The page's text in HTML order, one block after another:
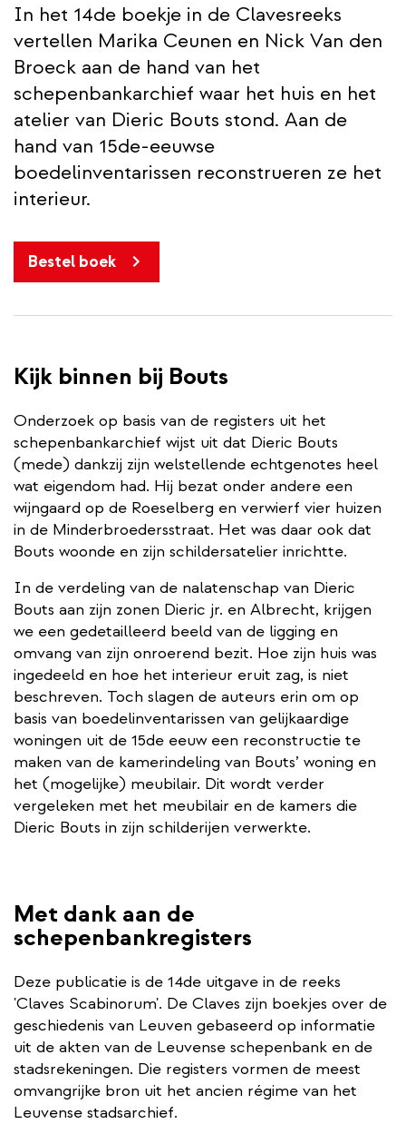
In het 14de boekje in de Clavesreeks
vertellen Marika Ceunen en Nick Van den
Broeck aan de hand van het
schepenbankarchief waar het huis en het
atelier van Dieric Bouts stond. Aan de
hand van 15de-eeuwse
boedelinventarissen reconstrueren ze het
interieur.
Bestel boek
Kijk binnen bij Bouts
Onderzoek op basis van de registers uit het
schepenbankarchief wijst uit dat Dieric Bouts
(mede) dankzij zijn welstellende echtgenotes heel
wat eigendom had. Hij bezat onder andere een
wijngaard op de Roeselberg en verwierf vier huizen
in de Minderbroedersstraat. Het was daar ook dat
Bouts woonde en zijn schildersatelier inrichtte.
In de verdeling van de nalatenschap van Dieric
Bouts aan zijn zonen Dieric jr. en Albrecht, krijgen
we een gedetailleerd beeld van de ligging en
omvang van zijn onroerend bezit. Hoe zijn huis was
ingedeeld en hoe het interieur eruit zag, is niet
beschreven. Toch slagen de auteurs erin om op
basis van boedelinventarissen van gelijkaardige
woningen uit de 15de eeuw een reconstructie te
maken van de kamerindeling van Bouts’ woning en
het (mogelijke) meubilair. Dit wordt verder
vergeleken met het meubilair en de kamers die
Dieric Bouts in zijn schilderijen verwerkte.
Met dank aan de
schepenbankregisters
Deze publicatie is de 14de uitgave in de reeks
'Claves Scabinorum'. De Claves zijn boekjes over de
geschiedenis van Leuven gebaseerd op informatie
uit de akten van de Leuvense schepenbank en de
stadsrekeningen. Die registers vormen de meest
omvangrijke bron uit het ancien régime van het
Leuvense stadsarchief.